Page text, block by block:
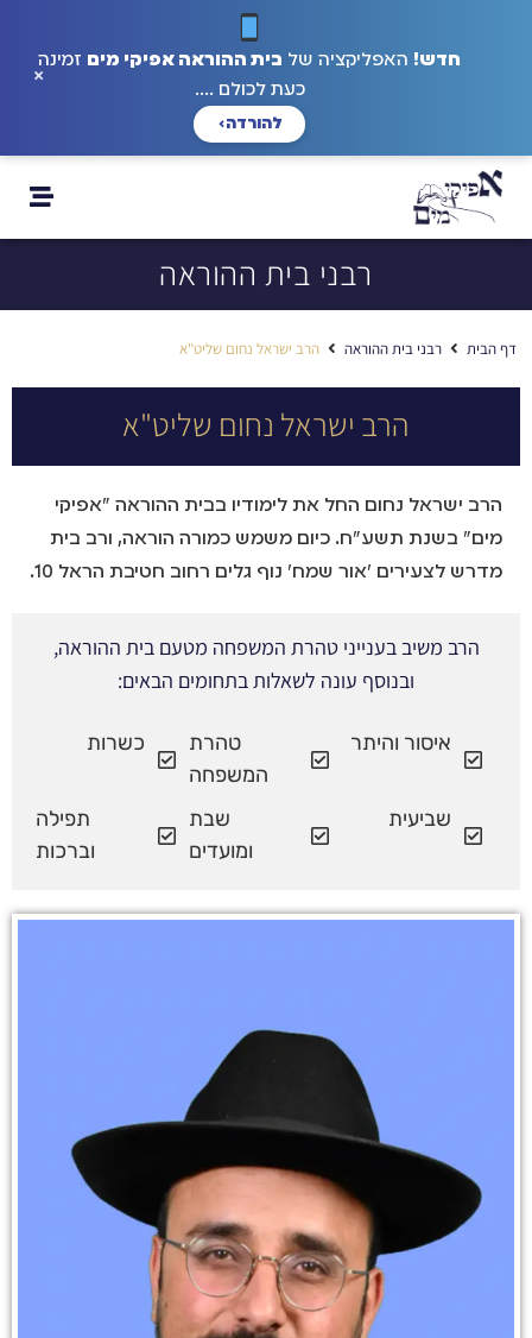
חדש! האפליקציה של בית ההוראה אפיקי מים זמינה
כעת לכולם ....
להורדה›
×
רבני בית ההוראה
דף הבית רבני בית ההוראה הרב ישראל נחום שליט"א
הרב ישראל נחום שליט"א
הרב ישראל נחום החל את לימודיו בבית ההוראה "אפיקי
מים" בשנת תשע"ח. כיום משמש כמורה הוראה, ורב בית
מדרש לצעירים 'אור שמח' נוף גלים רחוב חטיבת הראל 10.
הרב משיב בענייני טהרת המשפחה מטעם בית ההוראה,
ובנוסף עונה לשאלות בתחומים הבאים:
איסור והיתר
טהרת
המשפחה
כשרות
שביעית
שבת
ומועדים
תפילה
וברכות